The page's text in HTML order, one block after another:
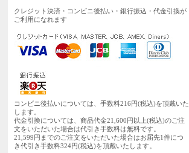
クレジット決済・コンビニ後払い・銀行振込・代金引換が
ご利用になれます
コンビニ後払いについては、手数料216円(税込)を頂戴いた
します。
代金引換については、商品代金21,600円以上(税込)のご注
文をいただいた場合は代引き手数料は無料です。
21,599円までのご注文をいただいた場合はお届先1件につ
き代引き手数料324円(税込)を頂戴いたします。